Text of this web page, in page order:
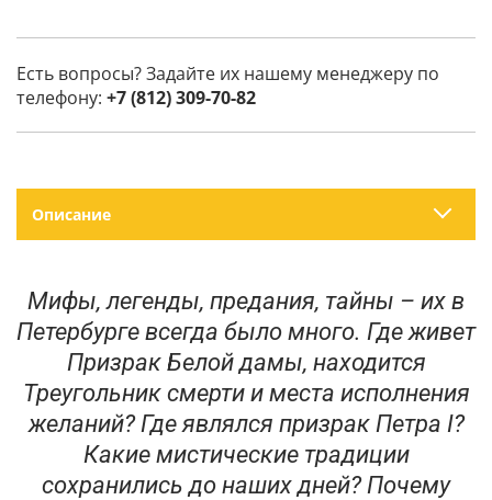
Есть вопросы? Задайте их нашему менеджеру по
телефону: +7 (812) 309-70-82
Описание
Мифы, легенды, предания, тайны – их в
Петербурге всегда было много. Где живет
Призрак Белой дамы, находится
Треугольник смерти и места исполнения
желаний? Где являлся призрак Петра I?
Какие мистические традиции
сохранились до наших дней? Почему